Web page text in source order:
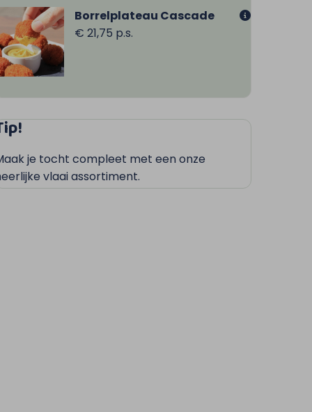
Borrelplateau Cascade
€ 21,75 p.s.
je tocht compleet met een onze
vlaai assortiment.